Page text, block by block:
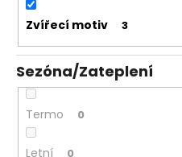
Zvířecí motiv 3
Sezóna/Zateplení
Termo 0
Letní 0